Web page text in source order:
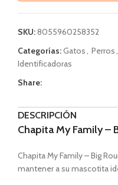
SKU:8055960258352
Categorías:Gatos, Perros,
Identificadoras
Share:
DESCRIPCIÓN
Chapita My Family –
Chapita My Family – Big
mantener a su mascotita